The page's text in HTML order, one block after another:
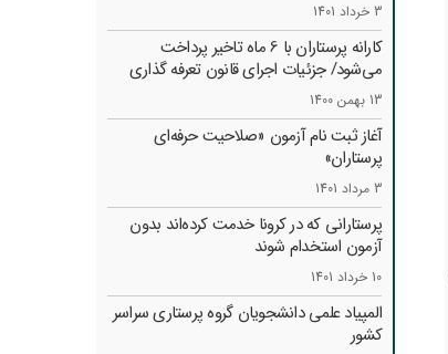
3 خرداد 1401
کارانه‌ پرستاران با 6 ماه تاخیر پرداخت
می‌شود/ جزئیات اجرای قانون تعرفه گذاری
13 بهمن 1400
آغاز ثبت نام آزمون «صلاحیت حرفه‌ای
پرستاران»
3 مرداد 1401
پرستارانی که در کرونا خدمت کرد‌ه‌اند بدون
آزمون استخدام شوند
10 خرداد 1401
المپیاد علمی دانشجویان گروه پرستاری سراسر
کشور